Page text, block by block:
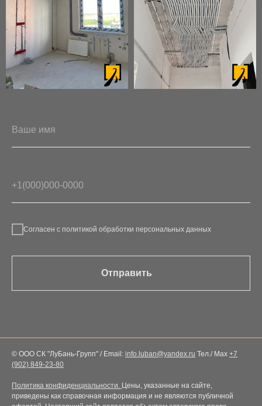
Согласен с политикой обработки персональных данных
Отправить
© ООО СК "ЛуБань-Групп" / Email: info.luban@yandex.ru Тел./ Max +7
(902) 849-23-80
Политика конфиденциальности. Цены, указанные на сайте,
приведены как справочная информация и не являются публичной